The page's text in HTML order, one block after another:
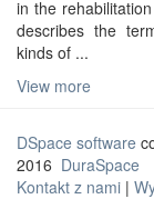
in the
describes the
kinds of ...
View more
DSpace software
2016 DuraSpace
Kontakt z nami |